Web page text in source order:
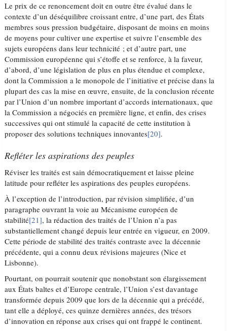
Le prix de ce renoncement doit en outre être évalué dans le
contexte d’un déséquilibre croissant entre, d’une part, des États
membres sous pression budgétaire, disposant de moins en moins
de moyens pour cultiver une expertise et suivre l’ensemble des
sujets européens dans leur technicité ; et d’autre part, une
Commission européenne qui s’étoffe et se renforce, à la faveur,
d’abord, d’une législation de plus en plus étendue et complexe,
dont la Commission a le monopole de l’initiative et précise dans la
plupart des cas la mise en œuvre, ensuite, de la conclusion récente
par l’Union d’un nombre important d’accords internationaux, que
la Commission a négociés en première ligne, et enfin, des crises
successives qui ont stimulé la capacité de cette institution à
proposer des solutions techniques innovantes[20].
Refléter les aspirations des peuples
Réviser les traités est sain démocratiquement et laisse pleine
latitude pour refléter les aspirations des peuples européens.
À l’exception de l’introduction, par révision simplifiée, d’un
paragraphe ouvrant la voie au Mécanisme européen de
stabilité[21], la rédaction des traités de l’Union n’a pas
substantiellement changé depuis leur entrée en vigueur, en 2009.
Cette période de stabilité des traités contraste avec la décennie
précédente, qui a connu deux révisions majeures (Nice et
Lisbonne).
Pourtant, on pourrait soutenir que nonobstant son élargissement
aux États baltes et d’Europe centrale, l’Union s’est davantage
transformée depuis 2009 que lors de la décennie qui a précédé,
tant elle a déployé, ces quinze dernières années, des trésors
d’innovation en réponse aux crises qui ont frappé le continent.